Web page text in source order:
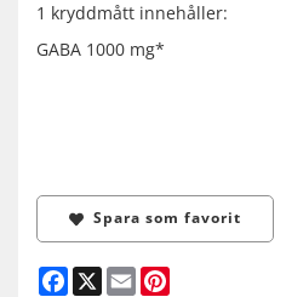
1 kryddmått innehåller:
GABA 1000 mg*
Spara som favorit
Facebook
X Email